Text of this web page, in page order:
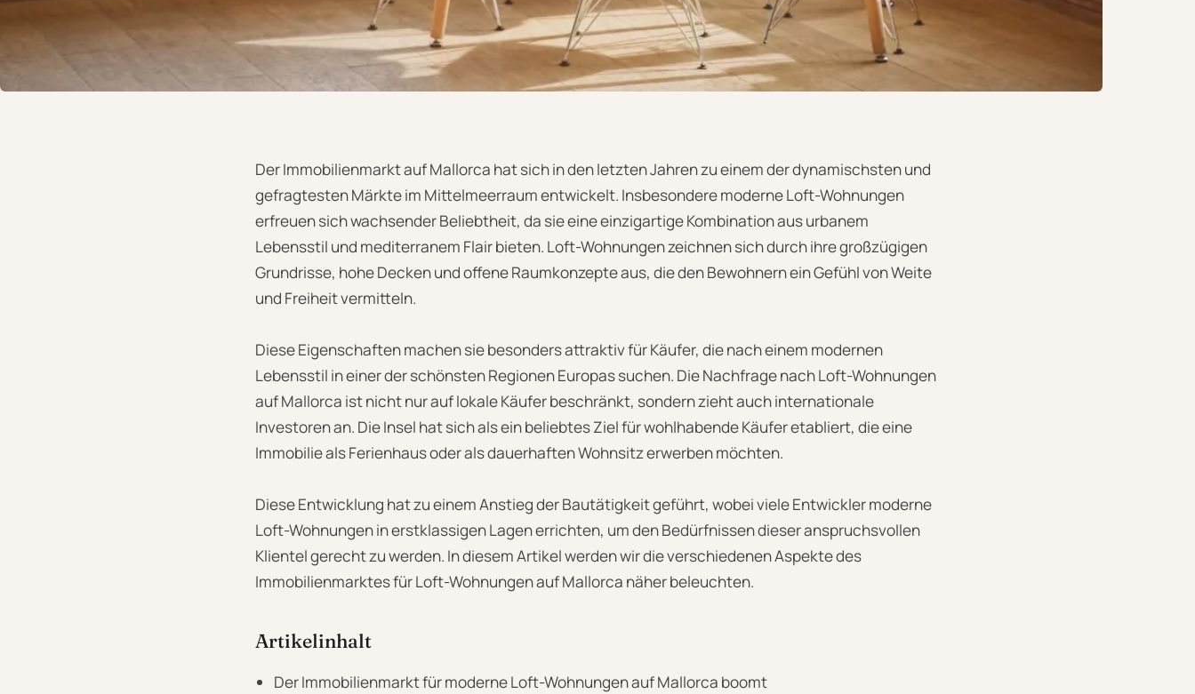
Der Immobilienmarkt auf Mallorca hat sich in den letzten Jahren zu einem der dynamischsten und
gefragtesten Märkte im Mittelmeerraum entwickelt. Insbesondere moderne Loft-Wohnungen
erfreuen sich wachsender Beliebtheit, da sie eine einzigartige Kombination aus urbanem
Lebensstil und mediterranem Flair bieten. Loft-Wohnungen zeichnen sich durch ihre großzügigen
Grundrisse, hohe Decken und offene Raumkonzepte aus, die den Bewohnern ein Gefühl von Weite
und Freiheit vermitteln.
Diese Eigenschaften machen sie besonders attraktiv für Käufer, die nach einem modernen
Lebensstil in einer der schönsten Regionen Europas suchen. Die Nachfrage nach Loft-Wohnungen
auf Mallorca ist nicht nur auf lokale Käufer beschränkt, sondern zieht auch internationale
Investoren an. Die Insel hat sich als ein beliebtes Ziel für wohlhabende Käufer etabliert, die eine
Immobilie als Ferienhaus oder als dauerhaften Wohnsitz erwerben möchten.
Diese Entwicklung hat zu einem Anstieg der Bautätigkeit geführt, wobei viele Entwickler moderne
Loft-Wohnungen in erstklassigen Lagen errichten, um den Bedürfnissen dieser anspruchsvollen
Klientel gerecht zu werden. In diesem Artikel werden wir die verschiedenen Aspekte des
Immobilienmarktes für Loft-Wohnungen auf Mallorca näher beleuchten.
Artikelinhalt
Der Immobilienmarkt für moderne Loft-Wohnungen auf Mallorca boomt